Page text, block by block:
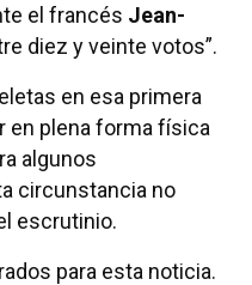
el francés Jean-
diez y veinte votos”.
en esa primera
en plena forma física
algunos
circunstancia no
escrutinio.
para esta noticia.